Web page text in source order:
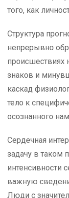
того, как
Структура
непрерывно
происшествиях
знаков и
каскад
тело к
осознанного
Сердечная
задачу в таком
интенсивности
важную
Люди с